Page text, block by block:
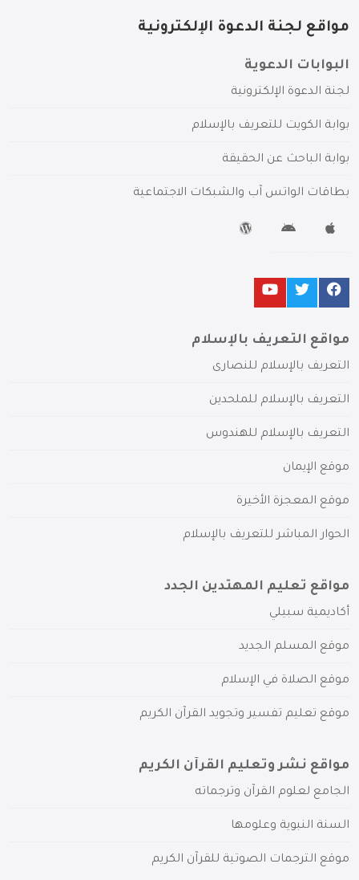
مواقع لجنة الدعوة الإلكترونية
البوابات الدعوية
لجنة الدعوة الإلكترونية
بوابة الكويت للتعريف بالإسلام
بوابة الباحث عن الحقيقة
بطاقات الواتس آب والشبكات الاجتماعية
مواقع التعريف بالإسلام
التعريف بالإسلام للنصارى
التعريف بالإسلام للملحدين
التعريف بالإسلام للهندوس
موقع الإيمان
موقع المعجزة الأخيرة
الحوار المباشر للتعريف بالإسلام
مواقع تعليم المهتدين الجدد
أكاديمية سبيلي
موقع المسلم الجديد
موقع الصلاة في الإسلام
موقع تعليم تفسير وتجويد القرآن الكريم
مواقع نشر وتعليم القرآن الكريم
الجامع لعلوم القرآن وترجماته
السنة النبوية وعلومها
موقع الترجمات الصوتية للقرآن الكريم